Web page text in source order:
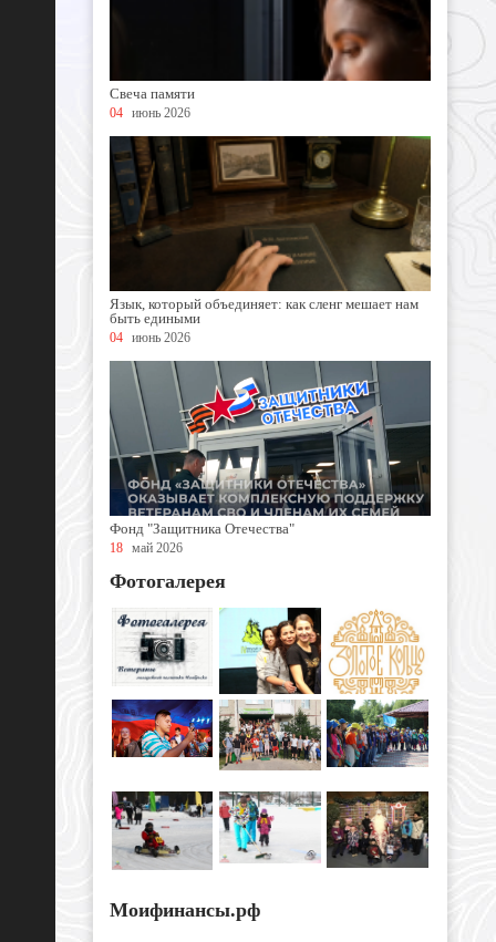
Свеча памяти
04 июнь 2026
Язык, который объединяет: как сленг мешает нам
быть едиными
04 июнь 2026
Фонд "Защитника Отечества"
18 май 2026
Фотогалерея
Моифинансы.рф